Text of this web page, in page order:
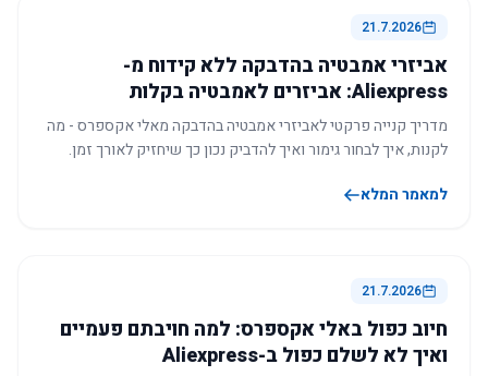
21.7.2026
אביזרי אמבטיה בהדבקה ללא קידוח מ-
Aliexpress: אביזרים לאמבטיה בקלות
מדריך קנייה פרקטי לאביזרי אמבטיה בהדבקה מאלי אקספרס - מה
לקנות, איך לבחור גימור ואיך להדביק נכון כך שיחזיק לאורך זמן.
למאמר המלא
21.7.2026
חיוב כפול באלי אקספרס: למה חויבתם פעמיים
ואיך לא לשלם כפול ב-Aliexpress